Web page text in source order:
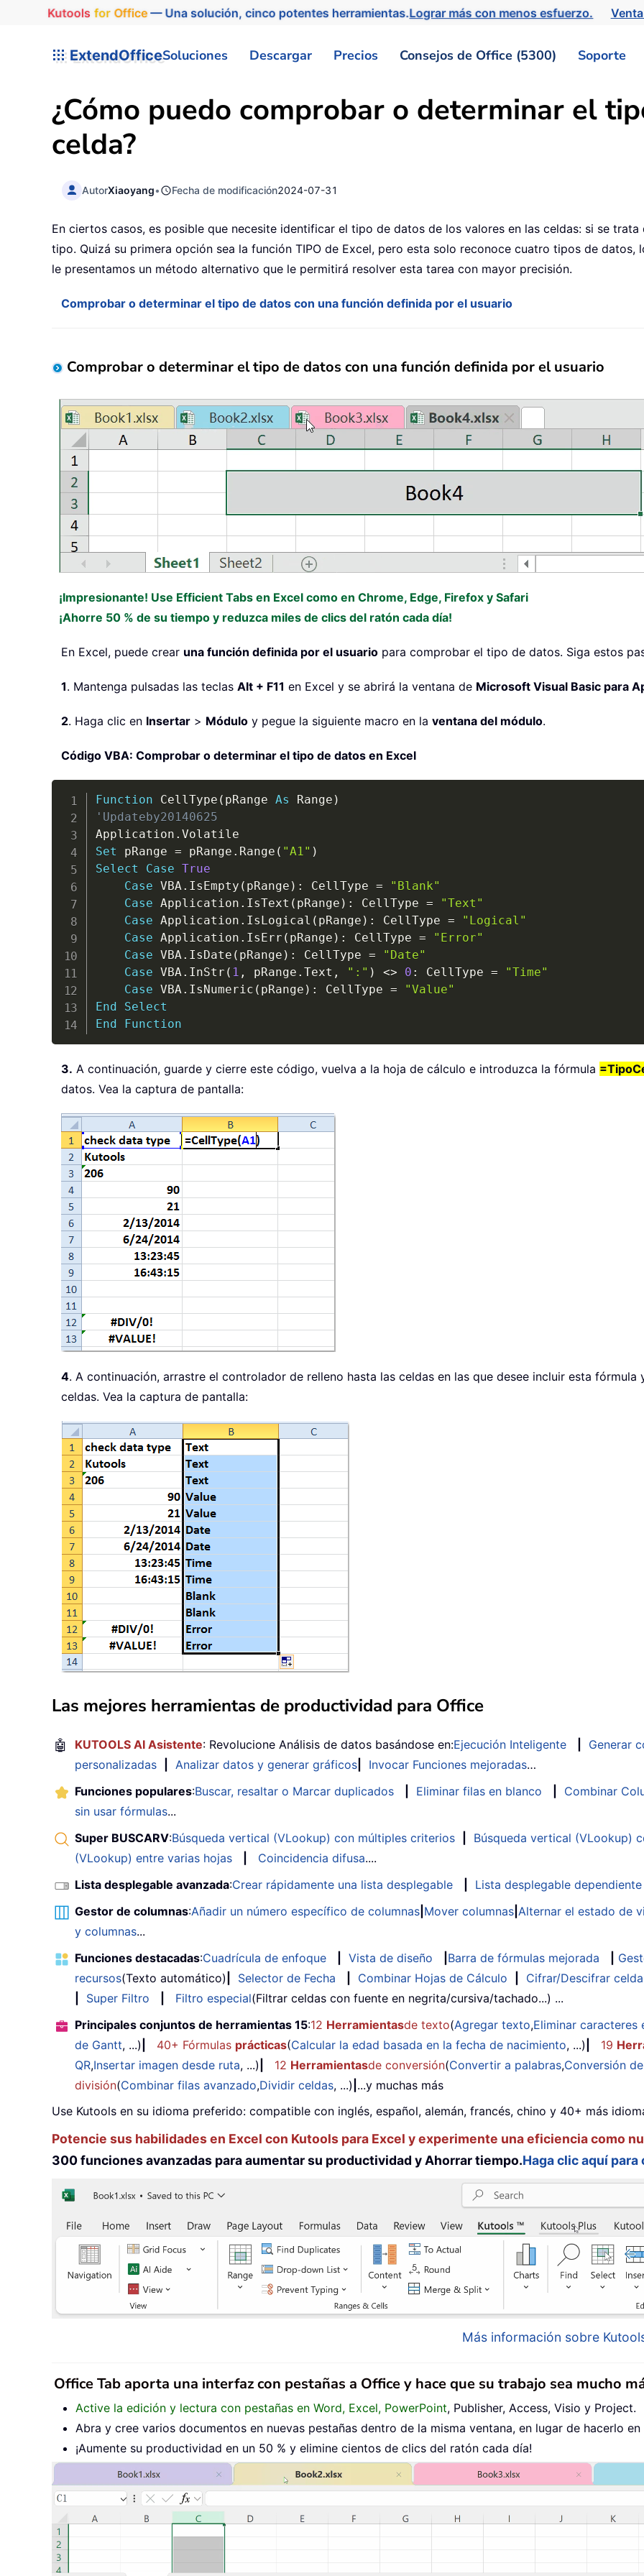
Kutools for Office— Una solución, cinco potentes herramientas.Lograr más con menos esfuerzo.
ExtendOfficeSoluciones Descargar Precios Consejos de Office (5300) Soporte
¿Cómo puedo comprobar o determinar el
celda?
AutorXiaoyang• Fecha de modificación2024-07-31
En ciertos casos, es posible que necesite identificar el tipo de datos de los valores en las celdas: si se
tipo. Quizá su primera opción sea la función TIPO de Excel, pero esta solo reconoce cuatro tipos de datos,
le presentamos un método alternativo que le permitirá resolver esta tarea con mayor precisión.
Comprobar o determinar el tipo de datos con una función definida por el usuario
Comprobar o determinar el tipo de datos con una función definida por el usuario
¡Impresionante! Use Efficient Tabs en Excel como en Chrome, Edge, Firefox y Safari
¡Ahorre 50 % de su tiempo y reduzca miles de clics del ratón cada día!
En Excel, puede crear una función definida por el usuario para comprobar el tipo de datos. Siga estos
1. Mantenga pulsadas las teclas Alt + F11 en Excel y se abrirá la ventana de Microsoft Visual Basic para
2. Haga clic en Insertar > Módulo y pegue la siguiente macro en la ventana del módulo.
Código VBA: Comprobar o determinar el tipo de datos en Excel
Function CellType ( pRange As Range )
'Updateby20140625
Application .
Set pRange = pRange . Range ( "A1" )
Select
Case True
Case VBA. IsEmpty ( pRange ) : CellType =
"Blank"
Case Application . IsText ( pRange ) : CellType =
"Text"
Case Application . IsLogical ( pRange ) : CellType =
"Logical"
Case Application . IsErr ( pRange ) : CellType =
"Error"
Case VBA. IsDate ( pRange ) : CellType =
"Date"
Case VBA. InStr ( 1 , pRange . Text , ":" ) <> 0 : CellType =
"Time"
Case VBA. IsNumeric ( pRange ) : CellType =
"Value"
End
Select
End
Function
3. A continuación, guarde y cierre este código, vuelva a la hoja de cálculo e introduzca la fórmula
datos. Vea la captura de pantalla:
4. A continuación, arrastre el controlador de relleno hasta las celdas en las que desee incluir esta
celdas. Vea la captura de pantalla:
Las mejores herramientas de productividad para Office
🤖 KUTOOLS AI Asistente: Revolucione Análisis de datos basándose en:Ejecución Inteligente Generar
personalizadas
Analizar datos y generar gráficos Invocar Funciones mejoradas…
Funciones populares:Buscar, resaltar o Marcar duplicados Eliminar filas en blanco Combinar
sin usar fórmulas...
Super BUSCARV:Búsqueda vertical (VLookup) con múltiples criterios Búsqueda vertical (VLookup)
(VLookup) entre varias hojas
Coincidencia difusa....
Lista desplegable avanzada:Crear rápidamente una lista desplegable Lista desplegable dependiente
Gestor de columnas:Añadir un número específico de columnas Mover columnas Alternar el estado de
y columnas...
Funciones destacadas:Cuadrícula de enfoque Vista de diseño Barra de fórmulas mejorada
recursos(Texto automático) Selector de Fecha Combinar Hojas de Cálculo Cifrar/Descifrar
Super Filtro Filtro especial(Filtrar celdas con fuente en negrita/cursiva/tachado...) ...
Principales conjuntos de herramientas 15:12 Herramientasde texto(Agregar texto,Eliminar caracteres
de Gantt, ...) 40+ Fórmulas prácticas(Calcular la edad basada en la fecha de nacimiento, ...) 19
QR,Insertar imagen desde ruta, ...) 12 Herramientasde conversión(Convertir a palabras,Conversión
división(Combinar filas avanzado,Dividir celdas, ...) ...y muchas más
Use Kutools en su idioma preferido: compatible con inglés, español, alemán, francés, chino y 40+ más
Potencie sus habilidades en Excel con Kutools para Excel y experimente una eficiencia como
300 funciones avanzadas para aumentar su productividad y Ahorrar tiempo.Haga clic aquí
Más información sobre
Office Tab aporta una interfaz con pestañas a Office y hace que su trabajo sea mucho
Active la edición y lectura con pestañas en Word, Excel, PowerPoint, Publisher, Access, Visio y Project.
Abra y cree varios documentos en nuevas pestañas dentro de la misma ventana, en lugar de hacerlo en
¡Aumente su productividad en un 50 % y elimine cientos de clics del ratón cada día!